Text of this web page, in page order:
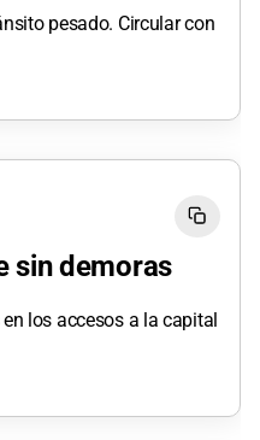
pesado. Circular con
sin demoras
los accesos a la capital